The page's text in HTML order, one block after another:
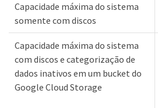
Capacidade máxima do sistema
somente com discos
Capacidade máxima do sistema
com discos e categorização de
dados inativos em um bucket do
Google Cloud Storage